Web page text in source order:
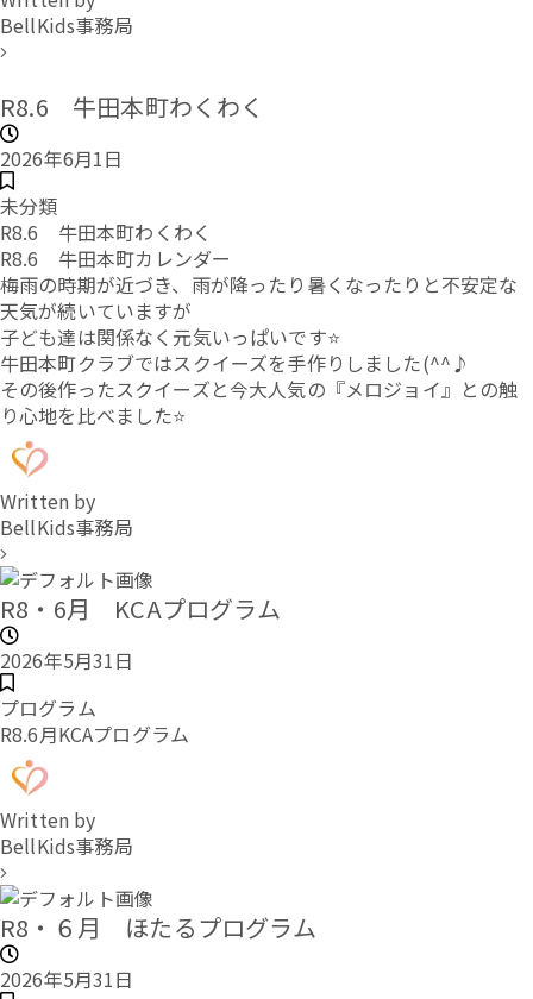
BellKids事務局
R8.6 牛田本町わくわく
2026年6月1日
未分類
R8.6 牛田本町わくわく
R8.6 牛田本町カレンダー
梅雨の時期が近づき、雨が降ったり暑くなったりと不安定な
天気が続いていますが
子ども達は関係なく元気いっぱいです⭐
牛田本町クラブではスクイーズを手作りしました(^^♪
その後作ったスクイーズと今大人気の『メロジョイ』との触
り心地を比べました⭐
Written by
BellKids事務局
R8・6月 KCAプログラム
2026年5月31日
プログラム
R8.6月KCAプログラム
Written by
BellKids事務局
R8・６月 ほたるプログラム
2026年5月31日